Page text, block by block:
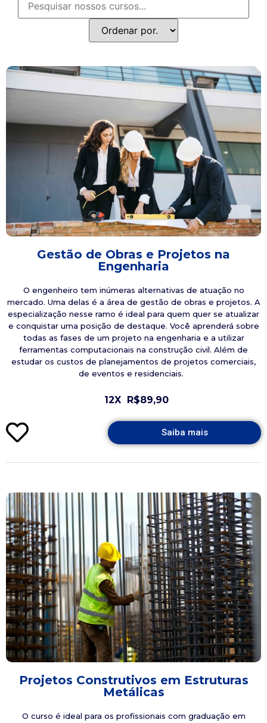
Gestão de Obras e Projetos na
Engenharia
O engenheiro tem inúmeras alternativas de atuação no
mercado. Uma delas é a área de gestão de obras e projetos. A
especialização nesse ramo é ideal para quem quer se atualizar
e conquistar uma posição de destaque. Você aprenderá sobre
todas as fases de um projeto na engenharia e a utilizar
ferramentas computacionais na construção civil. Além de
estudar os custos de planejamentos de projetos comerciais,
de eventos e residenciais.
12X R$89,90
Saiba mais
Projetos Construtivos em Estruturas
Metálicas
O curso é ideal para os profissionais com graduação em